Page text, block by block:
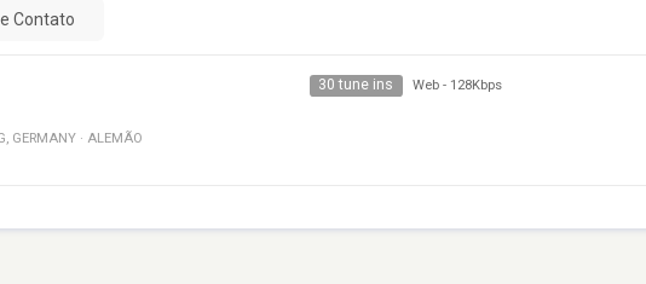
Contato
30 tune ins Web - 128Kbps
, GERMANY · ALEMÃO